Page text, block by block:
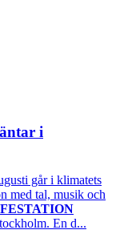
i
går i klimatets
med tal, musik och
En d...